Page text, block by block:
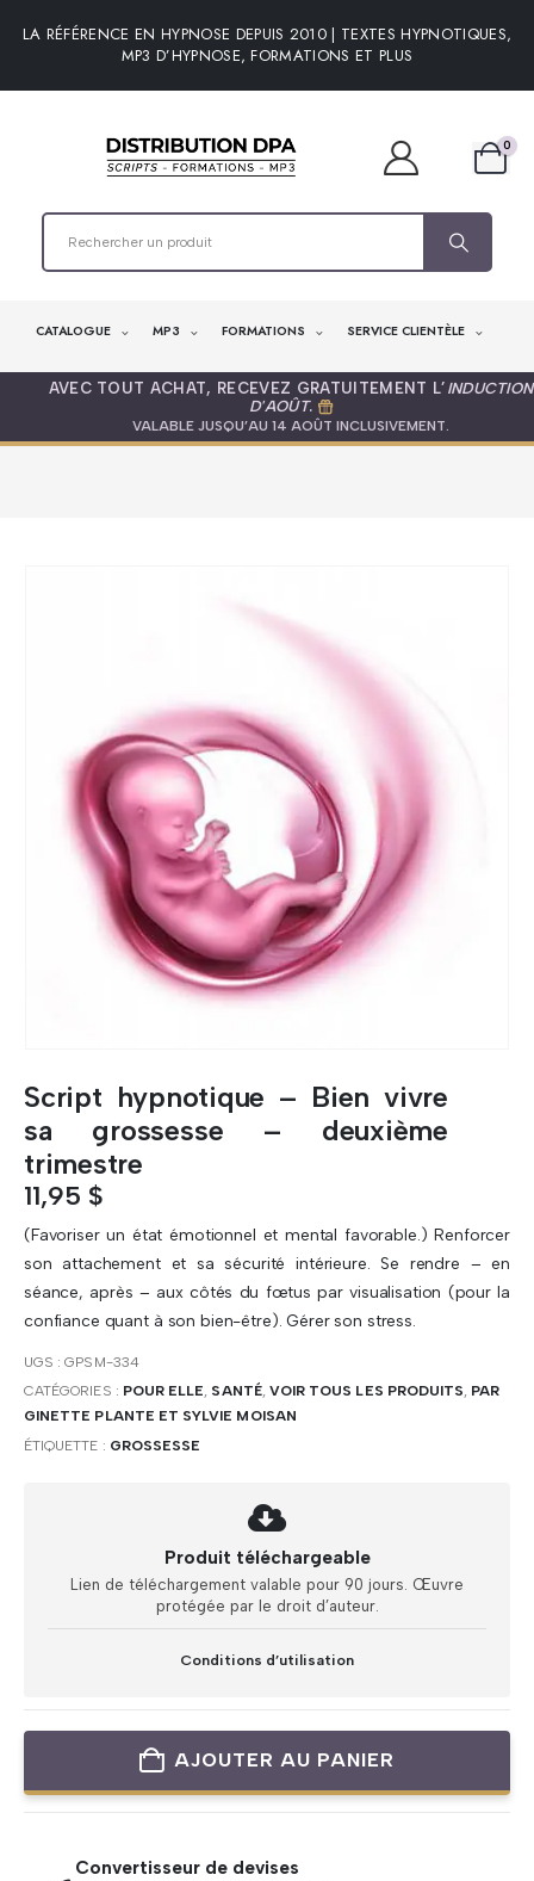
LA RÉFÉRENCE EN HYPNOSE DEPUIS 2010 | TEXTES HYPNOTIQUES,
MP3 D’HYPNOSE, FORMATIONS ET PLUS
0
CATALOGUE MP3 FORMATIONS SERVICE CLIENTÈLE
AVEC TOUT ACHAT, RECEVEZ GRATUITEMENT L’ INDUCTION
D'AOÛT.
VALABLE JUSQU’AU 14 AOÛT INCLUSIVEMENT.
Script hypnotique – Bien vivre
sa grossesse – deuxième
trimestre
11,95 $
(Favoriser un état émotionnel et mental favorable.) Renforcer
son attachement et sa sécurité intérieure. Se rendre – en
séance, après – aux côtés du fœtus par visualisation (pour la
confiance quant à son bien-être). Gérer son stress.
UGS :GPSM-334
CATÉGORIES : POUR ELLE, SANTÉ, VOIR TOUS LES PRODUITS, PAR
GINETTE PLANTE ET SYLVIE MOISAN
ÉTIQUETTE : GROSSESSE
Produit téléchargeable
Lien de téléchargement valable pour 90 jours. Œuvre
protégée par le droit d’auteur.
Conditions d’utilisation
AJOUTER AU PANIER
Convertisseur de devises